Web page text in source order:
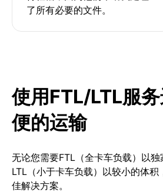
了所有必要的文件。
使用FTL/LTL服
便的运输
无论您需要FTL（全卡车负载）以
LTL（小于卡车负载）以较小的体
佳解决方案。